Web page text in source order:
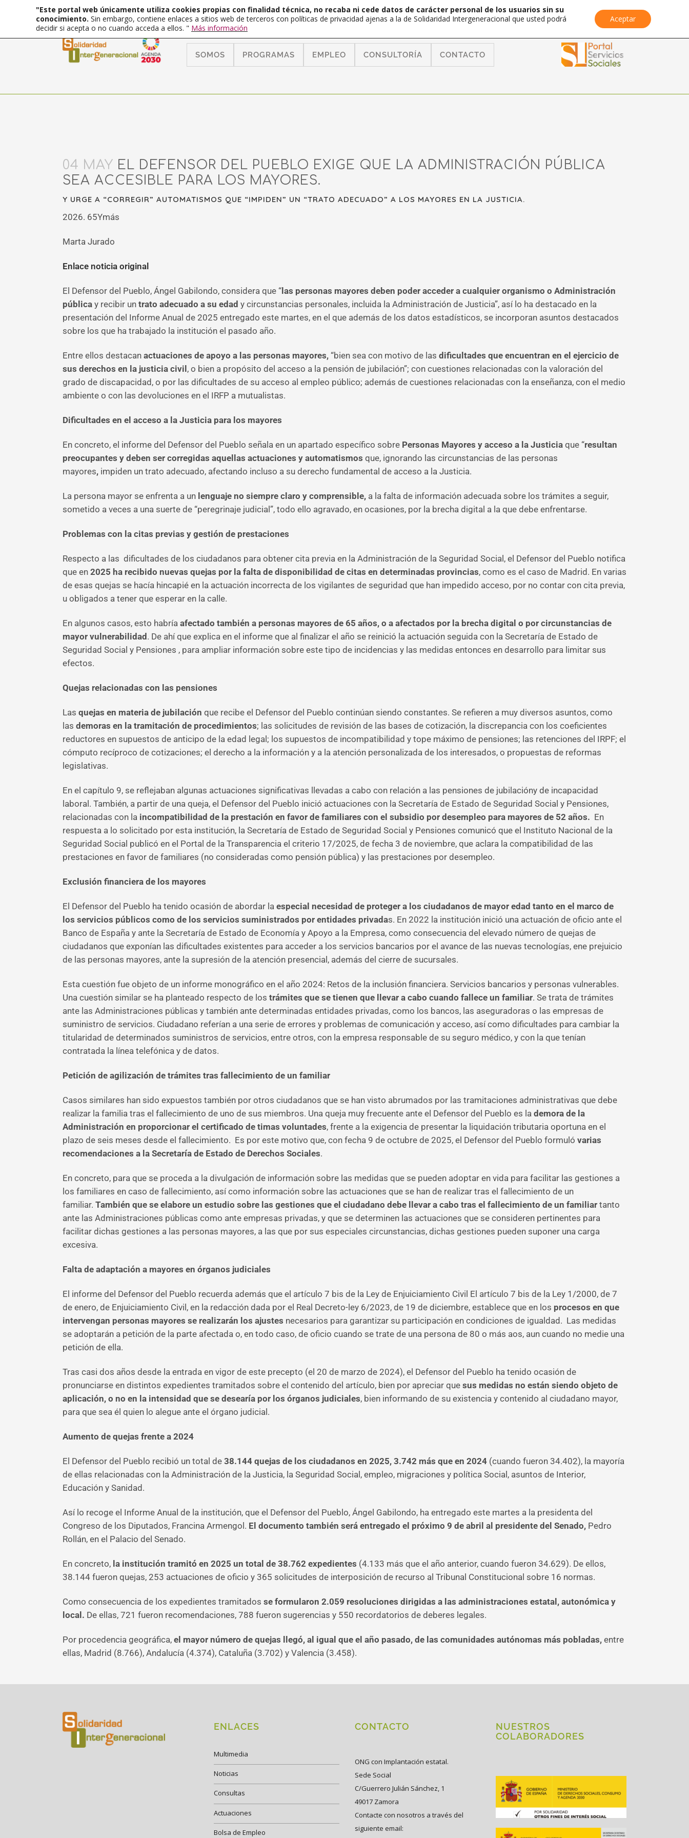
SOMOS PROGRAMAS EMPLEO CONSULTORÍA CONTACTO
04 MAY EL DEFENSOR DEL PUEBLO EXIGE QUE LA ADMINISTRACIÓN PÚBLICA
SEA ACCESIBLE PARA LOS MAYORES.
Y URGE A “CORREGIR” AUTOMATISMOS QUE “IMPIDEN” UN “TRATO ADECUADO” A LOS MAYORES EN LA JUSTICIA.
2026. 65Ymás
Marta Jurado
Enlace noticia original
El Defensor del Pueblo, Ángel Gabilondo, considera que “ las personas mayores deben poder acceder a cualquier organismo o Administración
pública y recibir un trato adecuado a su edad y circunstancias personales, incluida la Administración de Justicia”, así lo ha destacado en la
presentación del Informe Anual de 2025 entregado este martes, en el que además de los datos estadísticos, se incorporan asuntos destacados
sobre los que ha trabajado la institución el pasado año.
Entre ellos destacan actuaciones de apoyo a las personas mayores, “bien sea con motivo de las dificultades que encuentran en el ejercicio de
sus derechos en la justicia civil , o bien a propósito del acceso a la pensión de jubilación”; con cuestiones relacionadas con la valoración del
grado de discapacidad, o por las dificultades de su acceso al empleo público; además de cuestiones relacionadas con la enseñanza, con el medio
ambiente o con las devoluciones en el IRFP a mutualistas.
Dificultades en el acceso a la Justicia para los mayores
En concreto, el informe del Defensor del Pueblo señala en un apartado específico sobre Personas Mayores y acceso a la Justicia que “resultan
preocupantes y deben ser corregidas aquellas actuaciones y automatismos que, ignorando las circunstancias de las personas
mayores, impiden un trato adecuado, afectando incluso a su derecho fundamental de acceso a la Justicia.
La persona mayor se enfrenta a un lenguaje no siempre claro y comprensible, a la falta de información adecuada sobre los trámites a seguir,
sometido a veces a una suerte de “peregrinaje judicial”, todo ello agravado, en ocasiones, por la brecha digital a la que debe enfrentarse.
Problemas con la citas previas y gestión de prestaciones
Respecto a las dificultades de los ciudadanos para obtener cita previa en la Administración de la Seguridad Social, el Defensor del Pueblo notifica
que en 2025 ha recibido nuevas quejas por la falta de disponibilidad de citas en determinadas provincias, como es el caso de Madrid. En varias
de esas quejas se hacía hincapié en la actuación incorrecta de los vigilantes de seguridad que han impedido acceso, por no contar con cita previa,
u obligados a tener que esperar en la calle.
En algunos casos, esto habría afectado también a personas mayores de 65 años, o a afectados por la brecha digital o por circunstancias de
mayor vulnerabilidad . De ahí que explica en el informe que al finalizar el año se reinició la actuación seguida con la Secretaría de Estado de
Seguridad Social y Pensiones , para ampliar información sobre este tipo de incidencias y las medidas entonces en desarrollo para limitar sus
efectos.
Quejas relacionadas con las pensiones
Las quejas en materia de jubilación que recibe el Defensor del Pueblo continúan siendo constantes. Se refieren a muy diversos asuntos, como
las demoras en la tramitación de procedimientos; las solicitudes de revisión de las bases de cotización, la discrepancia con los coeficientes
reductores en supuestos de anticipo de la edad legal; los supuestos de incompatibilidad y tope máximo de pensiones; las retenciones del IRPF; el
cómputo recíproco de cotizaciones; el derecho a la información y a la atención personalizada de los interesados, o propuestas de reformas
legislativas.
En el capítulo 9, se reflejaban algunas actuaciones significativas llevadas a cabo con relación a las pensiones de jubilacióny de incapacidad
laboral. También, a partir de una queja, el Defensor del Pueblo inició actuaciones con la Secretaría de Estado de Seguridad Social y Pensiones,
relacionadas con la incompatibilidad de la prestación en favor de familiares con el subsidio por desempleo para mayores de 52 años. En
respuesta a lo solicitado por esta institución, la Secretaría de Estado de Seguridad Social y Pensiones comunicó que el Instituto Nacional de la
Seguridad Social publicó en el Portal de la Transparencia el criterio 17/2025, de fecha 3 de noviembre, que aclara la compatibilidad de las
prestaciones en favor de familiares (no consideradas como pensión pública) y las prestaciones por desempleo.
Exclusión financiera de los mayores
El Defensor del Pueblo ha tenido ocasión de abordar la especial necesidad de proteger a los ciudadanos de mayor edad tanto en el marco de
los servicios públicos como de los servicios suministrados por entidades privadas. En 2022 la institución inició una actuación de oficio ante el
Banco de España y ante la Secretaría de Estado de Economía y Apoyo a la Empresa, como consecuencia del elevado número de quejas de
ciudadanos que exponían las dificultades existentes para acceder a los servicios bancarios por el avance de las nuevas tecnologías, ene prejuicio
de las personas mayores, ante la supresión de la atención presencial, además del cierre de sucursales.
Esta cuestión fue objeto de un informe monográfico en el año 2024: Retos de la inclusión financiera. Servicios bancarios y personas vulnerables.
Una cuestión similar se ha planteado respecto de los trámites que se tienen que llevar a cabo cuando fallece un familiar. Se trata de trámites
ante las Administraciones públicas y también ante determinadas entidades privadas, como los bancos, las aseguradoras o las empresas de
suministro de servicios. Ciudadano referían a una serie de errores y problemas de comunicación y acceso, así como dificultades para cambiar la
titularidad de determinados suministros de servicios, entre otros, con la empresa responsable de su seguro médico, y con la que tenían
contratada la línea telefónica y de datos.
Petición de agilización de trámites tras fallecimiento de un familiar
Casos similares han sido expuestos también por otros ciudadanos que se han visto abrumados por las tramitaciones administrativas que debe
realizar la familia tras el fallecimiento de uno de sus miembros. Una queja muy frecuente ante el Defensor del Pueblo es la demora de la
Administración en proporcionar el certificado de timas voluntades, frente a la exigencia de presentar la liquidación tributaria oportuna en el
plazo de seis meses desde el fallecimiento. Es por este motivo que, con fecha 9 de octubre de 2025, el Defensor del Pueblo formuló varias
recomendaciones a la Secretaría de Estado de Derechos Sociales.
En concreto, para que se proceda a la divulgación de información sobre las medidas que se pueden adoptar en vida para facilitar las gestiones a
los familiares en caso de fallecimiento, así como información sobre las actuaciones que se han de realizar tras el fallecimiento de un
familiar. También que se elabore un estudio sobre las gestiones que el ciudadano debe llevar a cabo tras el fallecimiento de un familiar tanto
ante las Administraciones públicas como ante empresas privadas, y que se determinen las actuaciones que se consideren pertinentes para
facilitar dichas gestiones a las personas mayores, a las que por sus especiales circunstancias, dichas gestiones pueden suponer una carga
excesiva.
Falta de adaptación a mayores en órganos judiciales
El informe del Defensor del Pueblo recuerda además que el artículo 7 bis de la Ley de Enjuiciamiento Civil El artículo 7 bis de la Ley 1/2000, de 7
de enero, de Enjuiciamiento Civil, en la redacción dada por el Real Decreto-ley 6/2023, de 19 de diciembre, establece que en los procesos en que
intervengan personas mayores se realizarán los ajustes necesarios para garantizar su participación en condiciones de igualdad. Las medidas
se adoptarán a petición de la parte afectada o, en todo caso, de oficio cuando se trate de una persona de 80 o más aos, aun cuando no medie una
petición de ella.
Tras casi dos años desde la entrada en vigor de este precepto (el 20 de marzo de 2024), el Defensor del Pueblo ha tenido ocasión de
pronunciarse en distintos expedientes tramitados sobre el contenido del artículo, bien por apreciar que sus medidas no están siendo objeto de
aplicación, o no en la intensidad que se desearía por los órganos judiciales, bien informando de su existencia y contenido al ciudadano mayor,
para que sea él quien lo alegue ante el órgano judicial.
Aumento de quejas frente a 2024
El Defensor del Pueblo recibió un total de 38.144 quejas de los ciudadanos en 2025, 3.742 más que en 2024 (cuando fueron 34.402), la mayoría
de ellas relacionadas con la Administración de la Justicia, la Seguridad Social, empleo, migraciones y política Social, asuntos de Interior,
Educación y Sanidad.
Así lo recoge el Informe Anual de la institución, que el Defensor del Pueblo, Ángel Gabilondo, ha entregado este martes a la presidenta del
Congreso de los Diputados, Francina Armengol. El documento también será entregado el próximo 9 de abril al presidente del Senado, Pedro
Rollán, en el Palacio del Senado.
En concreto, la institución tramitó en 2025 un total de 38.762 expedientes (4.133 más que el año anterior, cuando fueron 34.629). De ellos,
38.144 fueron quejas, 253 actuaciones de oficio y 365 solicitudes de interposición de recurso al Tribunal Constitucional sobre 16 normas.
Como consecuencia de los expedientes tramitados se formularon 2.059 resoluciones dirigidas a las administraciones estatal, autonómica y
local. De ellas, 721 fueron recomendaciones, 788 fueron sugerencias y 550 recordatorios de deberes legales.
Por procedencia geográfica, el mayor número de quejas llegó, al igual que el año pasado, de las comunidades autónomas más pobladas, entre
ellas, Madrid (8.766), Andalucía (4.374), Cataluña (3.702) y Valencia (3.458).
ENLACES
Multimedia
Noticias
Consultas
Actuaciones
Bolsa de Empleo
CONTACTO
ONG con Implantación estatal.
Sede Social
C/Guerrero Julián Sánchez, 1
49017 Zamora
Contacte con nosotros a través del
siguiente email:
NUESTROS
COLABORADORES
"Este portal web únicamente utiliza cookies propias con finalidad técnica, no recaba ni cede datos de carácter personal de los usuarios sin su
conocimiento. Sin embargo, contiene enlaces a sitios web de terceros con políticas de privacidad ajenas a la de Solidaridad Intergeneracional que usted podrá
decidir si acepta o no cuando acceda a ellos. " Más información
Aceptar